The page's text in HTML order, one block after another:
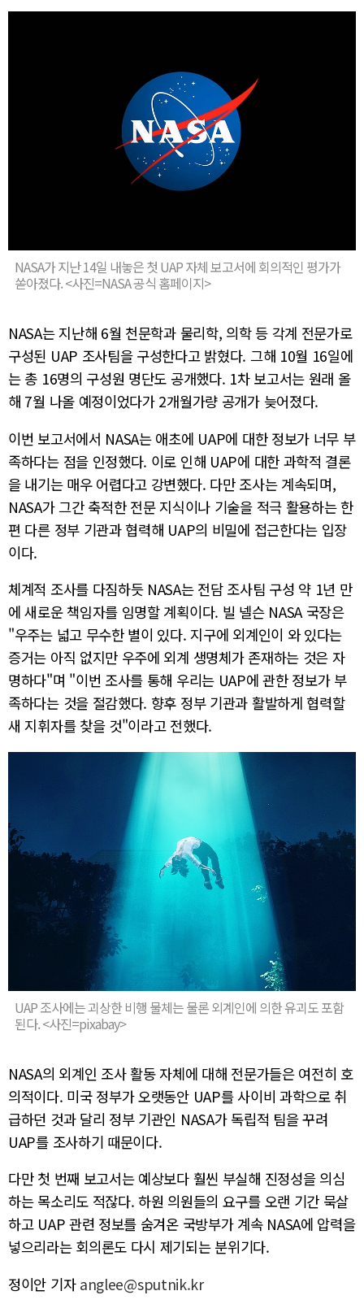
NASA가 지난 14일 내놓은 첫 UAP 자체 보고서에 회의적인 평가가
쏟아졌다. <사진=NASA 공식 홈페이지>
NASA는 지난해 6월 천문학과 물리학, 의학 등 각계 전문가로
구성된 UAP 조사팀을 구성한다고 밝혔다. 그해 10월 16일에
는 총 16명의 구성원 명단도 공개했다. 1차 보고서는 원래 올
해 7월 나올 예정이었다가 2개월가량 공개가 늦어졌다.
이번 보고서에서 NASA는 애초에 UAP에 대한 정보가 너무 부
족하다는 점을 인정했다. 이로 인해 UAP에 대한 과학적 결론
을 내기는 매우 어렵다고 강변했다. 다만 조사는 계속되며,
NASA가 그간 축적한 전문 지식이나 기술을 적극 활용하는 한
편 다른 정부 기관과 협력해 UAP의 비밀에 접근한다는 입장
이다.
체계적 조사를 다짐하듯 NASA는 전담 조사팀 구성 약 1년 만
에 새로운 책임자를 임명할 계획이다. 빌 넬슨 NASA 국장은
"우주는 넓고 무수한 별이 있다. 지구에 외계인이 와 있다는
증거는 아직 없지만 우주에 외계 생명체가 존재하는 것은 자
명하다"며 "이번 조사를 통해 우리는 UAP에 관한 정보가 부
족하다는 것을 절감했다. 향후 정부 기관과 활발하게 협력할
새 지휘자를 찾을 것"이라고 전했다.
UAP 조사에는 괴상한 비행 물체는 물론 외계인에 의한 유괴도 포함
된다. <사진=pixabay>
NASA의 외계인 조사 활동 자체에 대해 전문가들은 여전히 호
의적이다. 미국 정부가 오랫동안 UAP를 사이비 과학으로 취
급하던 것과 달리 정부 기관인 NASA가 독립적 팀을 꾸려
UAP를 조사하기 때문이다.
다만 첫 번째 보고서는 예상보다 훨씬 부실해 진정성을 의심
하는 목소리도 적잖다. 하원 의원들의 요구를 오랜 기간 묵살
하고 UAP 관련 정보를 숨겨온 국방부가 계속 NASA에 압력을
넣으리라는 회의론도 다시 제기되는 분위기다.
정이안 기자 anglee@sputnik.kr